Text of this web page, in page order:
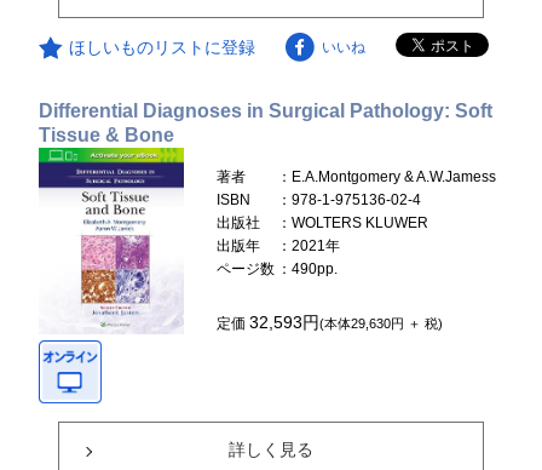
ほしいものリストに登録 いいね
Differential Diagnoses in Surgical Pathology: Soft
Tissue & Bone
著者
：E.A.Montgomery & A.W.Jamess
ISBN
：978-1-975136-02-4
出版社
：WOLTERS KLUWER
出版年
：2021年
ページ数 ：490pp.
定価32,593円(本体29,630円 ＋ 税)
詳しく見る